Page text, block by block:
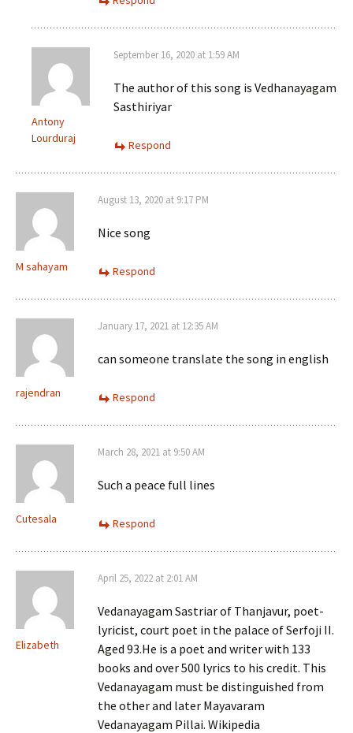
Antony
Lourduraj
September 16, 2020 at 1:59 AM
The author of this song is Vedhanayagam
Sasthiriyar
Respond
M sahayam
August 13, 2020 at 9:17 PM
Nice song
Respond
rajendran
January 17, 2021 at 12:35 AM
can someone translate the song in english
Respond
Cutesala
March 28, 2021 at 9:50 AM
Such a peace full lines
Respond
Elizabeth
April 25, 2022 at 2:01 AM
Vedanayagam Sastriar of Thanjavur, poet-
lyricist, court poet in the palace of Serfoji II.
Aged 93.He is a poet and writer with 133
books and over 500 lyrics to his credit. This
Vedanayagam must be distinguished from
the other and later Mayavaram
Vedanayagam Pillai. Wikipedia